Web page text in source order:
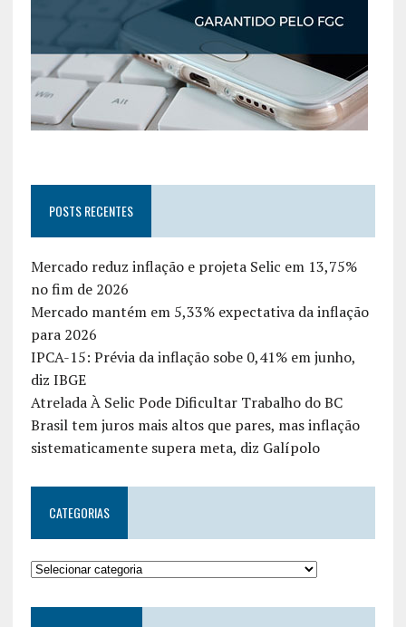
POSTS RECENTES
Mercado reduz inflação e projeta Selic em 13,75%
no fim de 2026
Mercado mantém em 5,33% expectativa da inflação
para 2026
IPCA-15: Prévia da inflação sobe 0,41% em junho,
diz IBGE
Atrelada À Selic Pode Dificultar Trabalho do BC
Brasil tem juros mais altos que pares, mas inflação
sistematicamente supera meta, diz Galípolo
CATEGORIAS